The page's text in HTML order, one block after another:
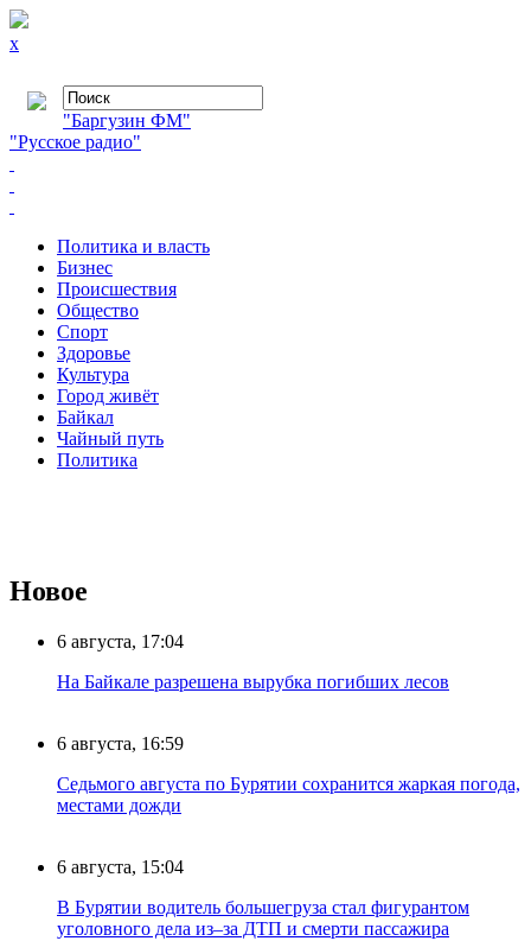
x
"Баргузин ФМ"
"Русское радио"
Политика и власть
Бизнес
Происшествия
Общество
Cпорт
Здоровье
Культура
Город живёт
Байкал
Чайный путь
Политика
Новое
6 августа, 17:04
На Байкале разрешена вырубка погибших лесов
6 августа, 16:59
Седьмого августа по Бурятии сохранится жаркая погода,
местами дожди
6 августа, 15:04
В Бурятии водитель большегруза стал фигурантом
уголовного дела из–за ДТП и смерти пассажира